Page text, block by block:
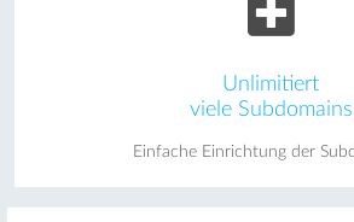
Unlimitiert
viele Subdomains
Einfache Einrichtung der